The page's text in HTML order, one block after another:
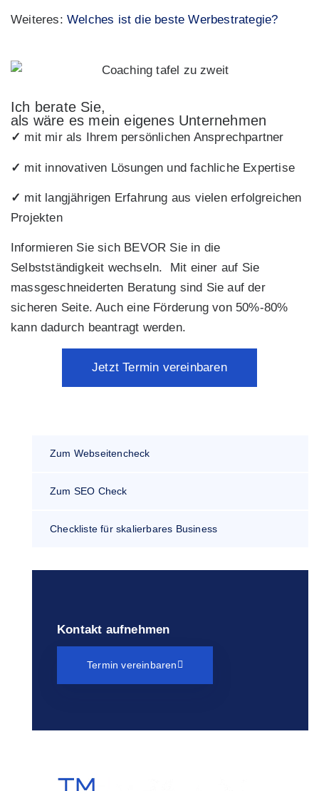
Weiteres: Welches ist die beste Werbestrategie?
Ich berate Sie,
als wäre es mein eigenes Unternehmen
✓ mit mir als Ihrem persönlichen Ansprechpartner
✓ mit innovativen Lösungen und fachliche Expertise
✓ mit langjährigen Erfahrung aus vielen erfolgreichen
Projekten
Informieren Sie sich BEVOR Sie in die
Selbstständigkeit wechseln. Mit einer auf Sie
massgeschneiderten Beratung sind Sie auf der
sicheren Seite. Auch eine Förderung von 50%-80%
kann dadurch beantragt werden.
Jetzt Termin vereinbaren
Zum Webseitencheck
Zum SEO Check
Checkliste für skalierbares Business
Kontakt aufnehmen
Termin vereinbaren